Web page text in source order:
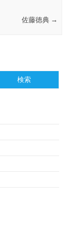
佐藤徳典 →
検索